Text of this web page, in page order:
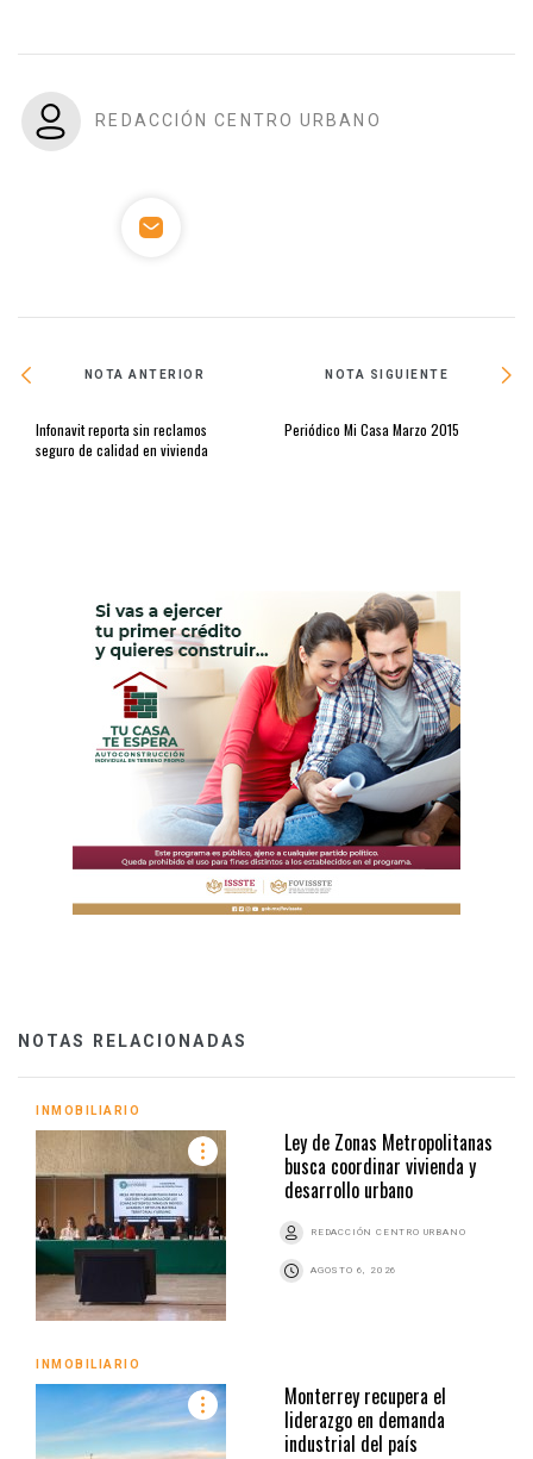
REDACCIÓN CENTRO URBANO
NOTA ANTERIOR
Infonavit reporta sin reclamos
seguro de calidad en vivienda
NOTA SIGUIENTE
Periódico Mi Casa Marzo 2015
NOTAS RELACIONADAS
INMOBILIARIO
Ley de Zonas Metropolitanas
busca coordinar vivienda y
desarrollo urbano
REDACCIÓN CENTRO URBANO
AGOSTO 6, 2026
INMOBILIARIO
Monterrey recupera el
liderazgo en demanda
industrial del país